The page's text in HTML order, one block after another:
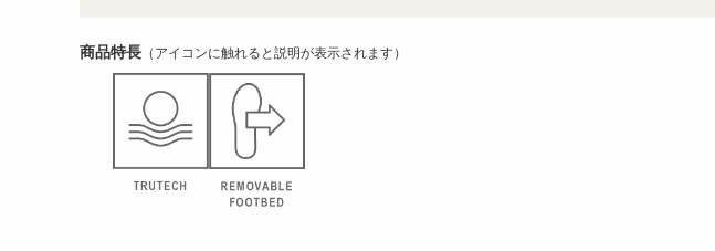
商品特長 （アイコンに触れると説明が表示されます）